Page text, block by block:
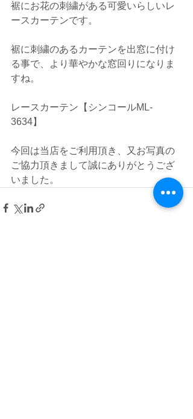
裾にお花の刺繍がある可愛いらしいレ
ースカーテンです。
裾に刺繍のあるカーテンを出窓に付け
る事で、より華やかな窓回りになりま
すね。
レースカーテン【シンコールML-
3634】
今回は当店をご利用頂き、又お写真の
ご協力頂きまして誠にありがとうござ
いました。